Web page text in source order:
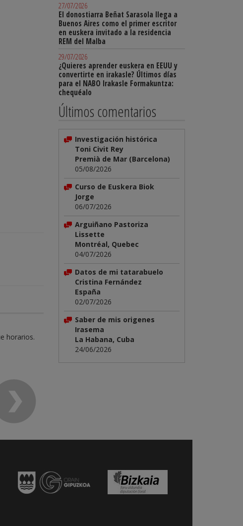
horarios.
27/07/2026
El donostiarra Beñat Sarasola llega a
Buenos Aires como el primer escritor
en euskera invitado a la residencia
REM del Malba
29/07/2026
¿Quieres aprender euskera en EEUU y
convertirte en irakasle? Últimos días
para el NABO Irakasle Formakuntza:
chequéalo
Últimos comentarios
Investigación histórica
Toni Civit Rey
Premià de Mar (Barcelona)
05/08/2026
Curso de Euskera Biok
Jorge
06/07/2026
Arguiñano Pastoriza
Lissette
Montréal, Quebec
04/07/2026
Datos de mi tatarabuelo
Cristina Fernández
España
02/07/2026
Saber de mis origenes
Irasema
La Habana, Cuba
24/06/2026